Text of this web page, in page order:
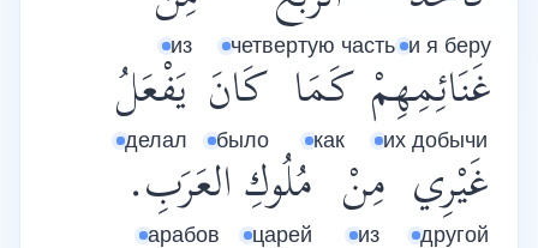
и я беру
четвертую часть
из
غَنَائِمِهِمْ
их добычи
كَمَا
как
كَانَ
было
يَفْعَلُ
делал
غَيْرِي
другой
مِنْ
из
مُلُوكِ
царей
العَرَبِ.
арабов